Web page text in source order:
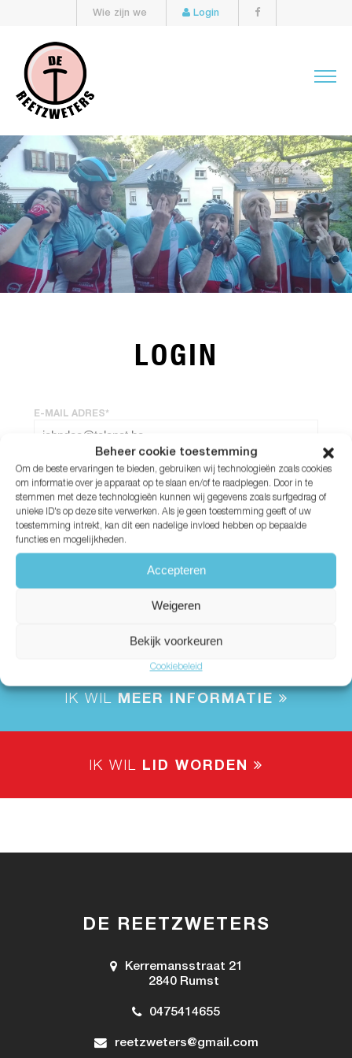
Beheer cookie toestemming
Om de beste ervaringen te bieden, gebruiken wij technologieën zoals cookies
om informatie over je apparaat op te slaan en/of te raadplegen. Door in te
stemmen met deze technologieën kunnen wij gegevens zoals surfgedrag of
unieke ID's op deze site verwerken. Als je geen toestemming geeft of uw
toestemming intrekt, kan dit een nadelige invloed hebben op bepaalde
functies en mogelijkheden.
Accepteren
Weigeren
Bekijk voorkeuren
Cookiebeleid
Wie zijn we Login
LOGIN
E-MAIL ADRES*
WACHTWOORD*
Wachtwoord vergeten?
IK WIL MEER INFORMATIE
IK WIL LID WORDEN
DE REETZWETERS
Kerremansstraat 21
2840 Rumst
0475414655
reetzweters@gmail.com